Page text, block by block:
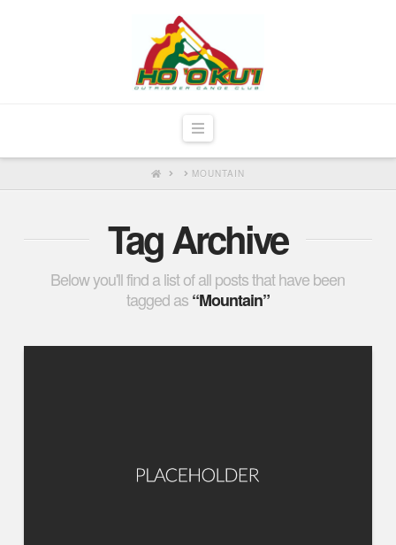
Navigation
HOME MOUNTAIN
Tag Archive
Below you'll find a list of all posts that have been
tagged as“Mountain”